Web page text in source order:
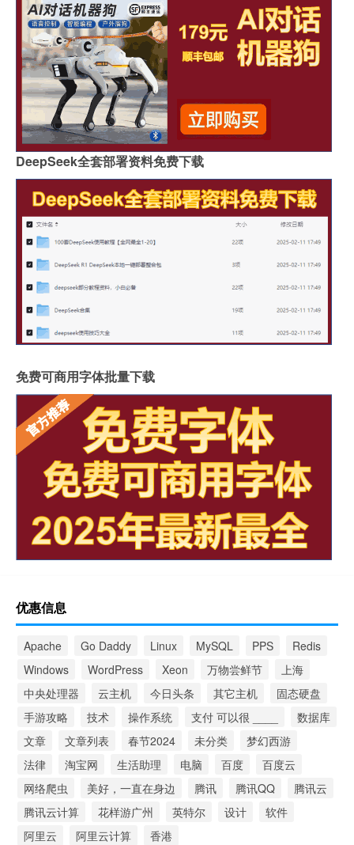
DeepSeek全套部署资料免费下载
免费可商用字体批量下载
优惠信息
Apache Go Daddy Linux MySQL PPS
Redis
Windows
WordPress Xeon 万物尝鲜节
上海
中央处理器
云主机 今日头条 其它主机
固态硬盘
手游攻略
技术 操作系统 支付 可以很 ____
数据库
文章
文章列表 春节2024 未分类
梦幻西游
法律
淘宝网 生活助理 电脑 百度
百度云
网络爬虫
美好，一直在身边 腾讯 腾讯QQ
腾讯云
腾讯云计算
花样游广州 英特尔 设计
软件
阿里云
阿里云计算 香港